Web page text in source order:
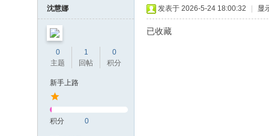
沈慧娜
0
主题
1
回帖
0
积分
新手上路
积分 0
发表于 2026-5-24 18:00:32 显
已收藏